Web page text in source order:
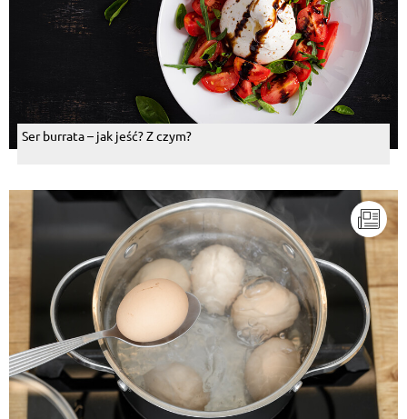
Ser burrata – jak jeść? Z czym?